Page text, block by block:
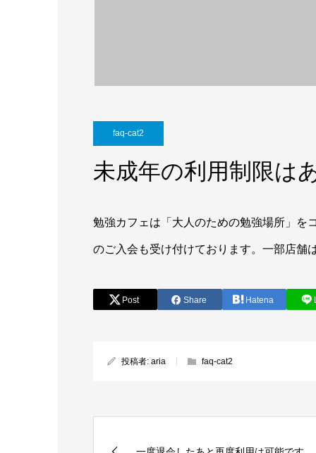
faq-cat2
未成年の利用制限は
勉強カフェは「大人のための勉強場所」を
のご入会も受け付けております。一部店舗
Post Share Hatena
投稿者: aria faq-cat2